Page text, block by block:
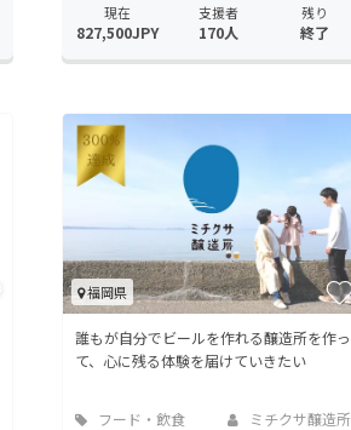
現在
827,500JPY
支援者
170人
残り
終了
福岡県
誰もが自分でビールを作れる醸造所を作っ
て、心に残る体験を届けていきたい
フード・飲食
ミチクサ醸造所